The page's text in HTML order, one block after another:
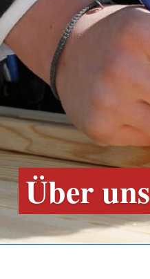
Über uns